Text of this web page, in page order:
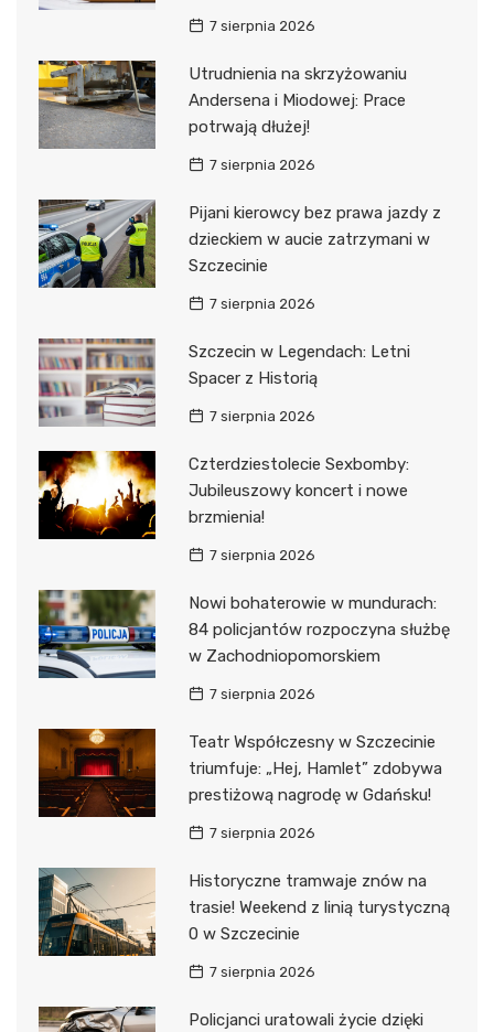
7 sierpnia 2026
Utrudnienia na skrzyżowaniu
Andersena i Miodowej: Prace
potrwają dłużej!
7 sierpnia 2026
Pijani kierowcy bez prawa jazdy z
dzieckiem w aucie zatrzymani w
Szczecinie
7 sierpnia 2026
Szczecin w Legendach: Letni
Spacer z Historią
7 sierpnia 2026
Czterdziestolecie Sexbomby:
Jubileuszowy koncert i nowe
brzmienia!
7 sierpnia 2026
Nowi bohaterowie w mundurach:
84 policjantów rozpoczyna służbę
w Zachodniopomorskiem
7 sierpnia 2026
Teatr Współczesny w Szczecinie
triumfuje: „Hej, Hamlet” zdobywa
prestiżową nagrodę w Gdańsku!
7 sierpnia 2026
Historyczne tramwaje znów na
trasie! Weekend z linią turystyczną
0 w Szczecinie
7 sierpnia 2026
Policjanci uratowali życie dzięki